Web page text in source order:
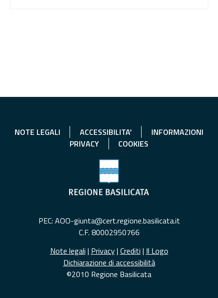
NOTE LEGALI ACCESSIBILITA'
INFORMAZIONI
PRIVACY
COOKIES
PEC: AOO-giunta@cert.regione.basilicata.it
C.F. 80002950766
Note legali | Privacy| Crediti | Il Logo
Dichiarazione di accessibilità
©2010 Regione Basilicata